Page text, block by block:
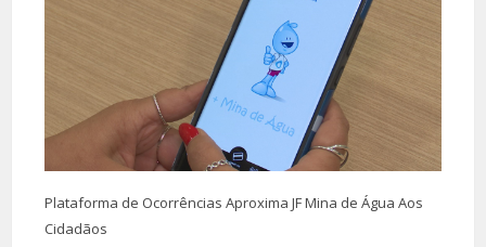
Plataforma de Ocorrências Aproxima JF Mina de Água Aos
Cidadãos